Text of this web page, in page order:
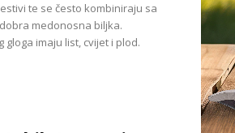
te se često kombiniraju sa
medonosna biljka.
imaju list, cvijet i plod.